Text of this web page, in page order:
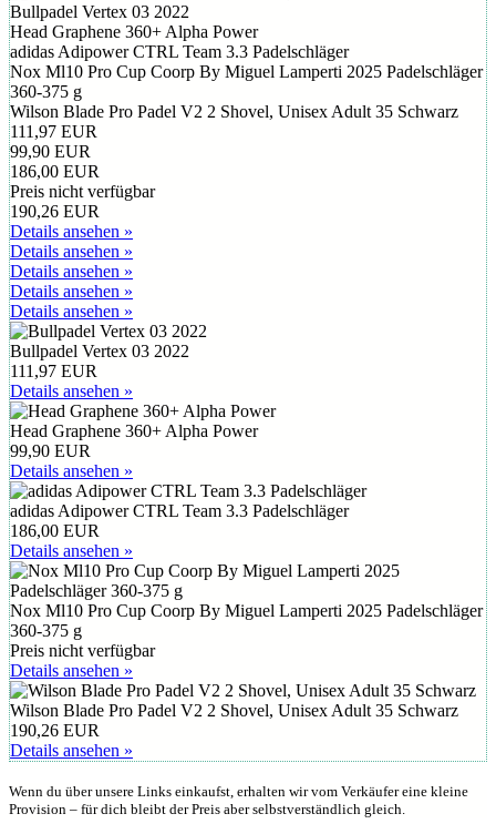
Bullpadel Vertex 03 2022
Head Graphene 360+ Alpha Power
adidas Adipower CTRL Team 3.3 Padelschläger
Nox Ml10 Pro Cup Coorp By Miguel Lamperti 2025 Padelschläger
360-375 g
Wilson Blade Pro Padel V2 2 Shovel, Unisex Adult 35 Schwarz
111,97 EUR
99,90 EUR
186,00 EUR
Preis nicht verfügbar
190,26 EUR
Details ansehen »
Details ansehen »
Details ansehen »
Details ansehen »
Details ansehen »
Bullpadel Vertex 03 2022
111,97 EUR
Details ansehen »
Head Graphene 360+ Alpha Power
99,90 EUR
Details ansehen »
adidas Adipower CTRL Team 3.3 Padelschläger
186,00 EUR
Details ansehen »
Nox Ml10 Pro Cup Coorp By Miguel Lamperti 2025 Padelschläger
360-375 g
Preis nicht verfügbar
Details ansehen »
Wilson Blade Pro Padel V2 2 Shovel, Unisex Adult 35 Schwarz
190,26 EUR
Details ansehen »
Wenn du über unsere Links einkaufst, erhalten wir vom Verkäufer eine kleine
Provision – für dich bleibt der Preis aber selbstverständlich gleich.